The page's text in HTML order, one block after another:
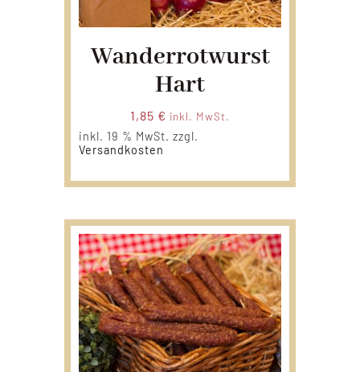
Wanderrotwurst
Hart
1,85 € inkl. MwSt.
inkl. 19 % MwSt. zzgl.
Versandkosten